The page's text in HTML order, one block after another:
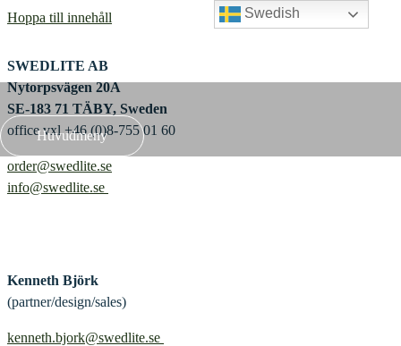
Hoppa till innehåll
Huvudmeny
SWEDLITE AB
Nytorpsvägen 20A
SE-183 71 TÄBY, Sweden
office vxl +46 (0)8-755 01 60
order@swedlite.se
info@swedlite.se
Kenneth Björk
(partner/design/sales)
kenneth.bjork@swedlite.se
Swedish